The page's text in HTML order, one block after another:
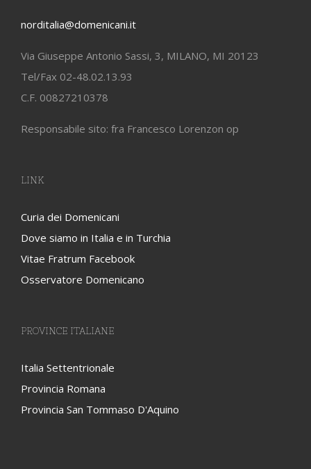
norditalia@domenicani.it
Via Giuseppe Antonio Sassi, 3, MILANO, MI 20123
Tel/Fax 02-48.02.13.93
C.F. 00827210378
Responsabile sito: fra Francesco Lorenzon op
LINK
Curia dei Domenicani
Dove siamo in Italia e in Turchia
Vitae Fratrum Facebook
Osservatore Domenicano
PROVINCE ITALIANE
Italia Settentrionale
Provincia Romana
Provincia San Tommaso D'Aquino